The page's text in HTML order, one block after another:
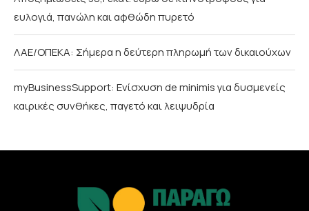
ευλογιά, πανώλη και αφθώδη πυρετό
ΛΑΕ/ΟΠΕΚΑ: Σήμερα η δεύτερη πληρωμή των δικαιούχων
myBusinessSupport: Ενίσχυση de minimis για δυσμενείς
καιρικές συνθήκες, παγετό και λειψυδρία